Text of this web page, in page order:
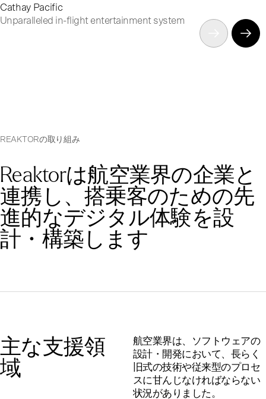
Cathay Pacific
Unparalleled in-flight entertainment system
REAKTORの取り組み
Reaktorは航空業界の企業と
連携し、搭乗客のための先
進的なデジタル体験を設
計・構築します
主な支援領
域
航空業界は、ソフトウェアの
設計・開発において、長らく
旧式の技術や従来型のプロセ
スに甘んじなければならない
状況がありました。